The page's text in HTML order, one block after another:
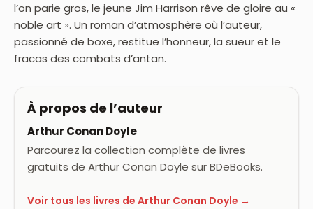
l’on parie gros, le jeune Jim Harrison rêve de gloire au «
noble art ». Un roman d’atmosphère où l’auteur,
passionné de boxe, restitue l’honneur, la sueur et le
fracas des combats d’antan.
À propos de l’auteur
Arthur Conan Doyle
Parcourez la collection complète de livres
gratuits de Arthur Conan Doyle sur BDeBooks.
Voir tous les livres de Arthur Conan Doyle →